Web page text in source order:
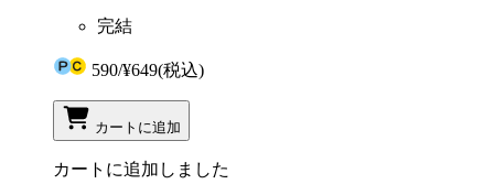
完結
590/¥649(税込)
カートに追加
カートに追加しました